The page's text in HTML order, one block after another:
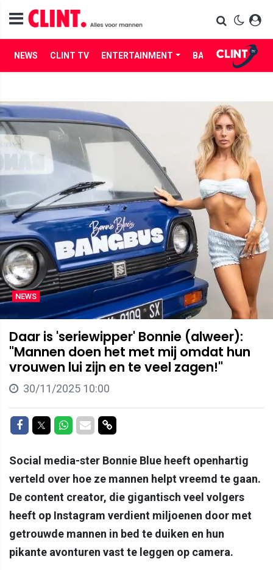
NEWS CLINT TV ENTERTAINMENT BABES LIFE
NEWS
Daar is 'seriewipper' Bonnie (alweer):
"Mannen doen het met mij omdat hun
vrouwen lui zijn en te veel zagen!"
30/11/2025 10:00
Delen op Facebook
Delen op Twitter
Delen op Whatsapp
Delen via Mail
Delen via link
Social media-ster Bonnie Blue heeft openhartig
verteld over hoe ze mannen helpt vreemd te gaan.
De content creator, die gigantisch veel volgers
heeft op Instagram verdient miljoenen door met
getrouwde mannen in bed te duiken en hun
pikante avonturen vast te leggen op camera.